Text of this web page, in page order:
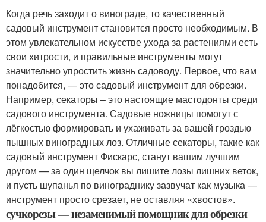
Когда речь заходит о винограде, то качественный
садовый инструмент становится просто необходимым. В
этом увлекательном искусстве ухода за растениями есть
свои хитрости, и правильные инструменты могут
значительно упростить жизнь садоводу. Первое, что вам
понадобится, — это садовый инструмент для обрезки.
Например, секаторы – это настоящие мастодонты среди
садового инструмента. Садовые ножницы помогут с
лёгкостью формировать и ухаживать за вашей гроздью
пышных виноградных лоз. Отличные секаторы, такие как
садовый инструмент Фискарс, станут вашим лучшим
другом — за один щелчок вы лишите лозы лишних веток,
и пусть шупанья по винограднику зазвучат как музыка —
инструмент просто срезает, не оставляя «хвостов».
сучкорезы — незаменимый помощник для обрезки